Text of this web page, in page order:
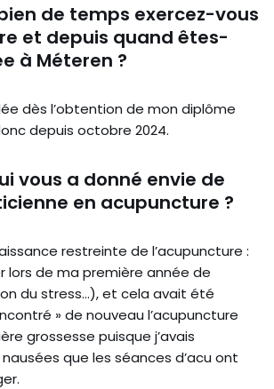
de temps exercez-vous
et depuis quand êtes-
à Méteren ?
dès l’obtention de mon diplôme
depuis octobre 2024.
vous a donné envie de
en acupuncture ?
restreinte de l’acupuncture :
lors de ma première année de
du stress…), et cela avait été
» de nouveau l’acupuncture
grossesse puisque j’avais
que les séances d’acu ont